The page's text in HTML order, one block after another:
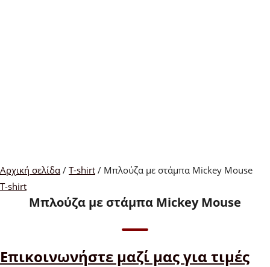
Αρχική σελίδα / T-shirt / Μπλούζα με στάμπα Mickey Mouse
T-shirt
Μπλούζα με στάμπα Mickey Mouse
Επικοινωνήστε μαζί μας για τιμές